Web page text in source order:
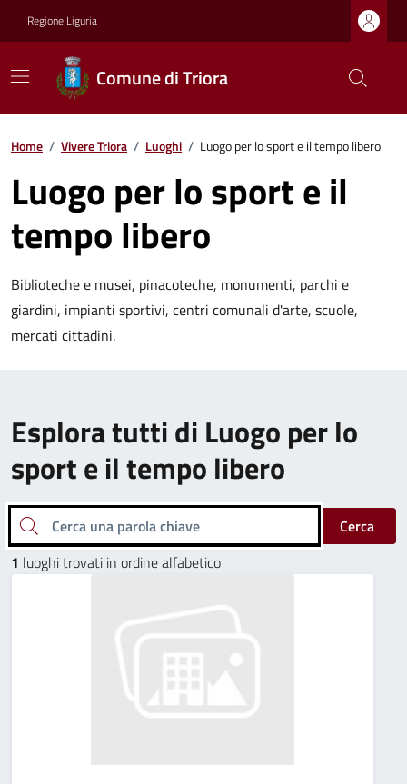
Regione Liguria
Comune di Triora
Home / Vivere Triora / Luoghi / Luogo per lo sport e il tempo libero
Luogo per lo sport e il
tempo libero
Biblioteche e musei, pinacoteche, monumenti, parchi e
giardini, impianti sportivi, centri comunali d'arte, scuole,
mercati cittadini.
Esplora tutti di Luogo per lo
sport e il tempo libero
Cerca una parola chiave
Cerca
1 luoghi trovati in ordine alfabetico